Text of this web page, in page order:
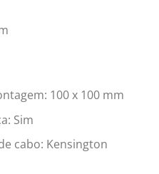
100 x 100 mm
Sim
cabo: Kensington